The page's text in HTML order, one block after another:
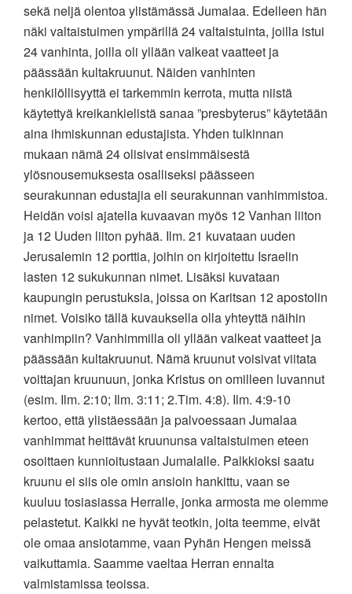
sekä neljä olentoa ylistämässä Jumalaa. Edelleen hän
näki valtaistuimen ympärillä 24 valtaistuinta, joilla istui
24 vanhinta, joilla oli yllään valkeat vaatteet ja
päässään kultakruunut. Näiden vanhinten
henkilöllisyyttä ei tarkemmin kerrota, mutta niistä
käytettyä kreikankielistä sanaa ”presbyterus” käytetään
aina ihmiskunnan edustajista. Yhden tulkinnan
mukaan nämä 24 olisivat ensimmäisestä
ylösnousemuksesta osalliseksi päässeen
seurakunnan edustajia eli seurakunnan vanhimmistoa.
Heidän voisi ajatella kuvaavan myös 12 Vanhan liiton
ja 12 Uuden liiton pyhää. Ilm. 21 kuvataan uuden
Jerusalemin 12 porttia, joihin on kirjoitettu Israelin
lasten 12 sukukunnan nimet. Lisäksi kuvataan
kaupungin perustuksia, joissa on Karitsan 12 apostolin
nimet. Voisiko tällä kuvauksella olla yhteyttä näihin
vanhimpiin? Vanhimmilla oli yllään valkeat vaatteet ja
päässään kultakruunut. Nämä kruunut voisivat viitata
voittajan kruunuun, jonka Kristus on omilleen luvannut
(esim. Ilm. 2:10; Ilm. 3:11; 2.Tim. 4:8). Ilm. 4:9-10
kertoo, että ylistäessään ja palvoessaan Jumalaa
vanhimmat heittävät kruununsa valtaistuimen eteen
osoittaen kunnioitustaan Jumalalle. Palkkioksi saatu
kruunu ei siis ole omin ansioin hankittu, vaan se
kuuluu tosiasiassa Herralle, jonka armosta me olemme
pelastetut. Kaikki ne hyvät teotkin, joita teemme, eivät
ole omaa ansiotamme, vaan Pyhän Hengen meissä
vaikuttamia. Saamme vaeltaa Herran ennalta
valmistamissa teoissa.